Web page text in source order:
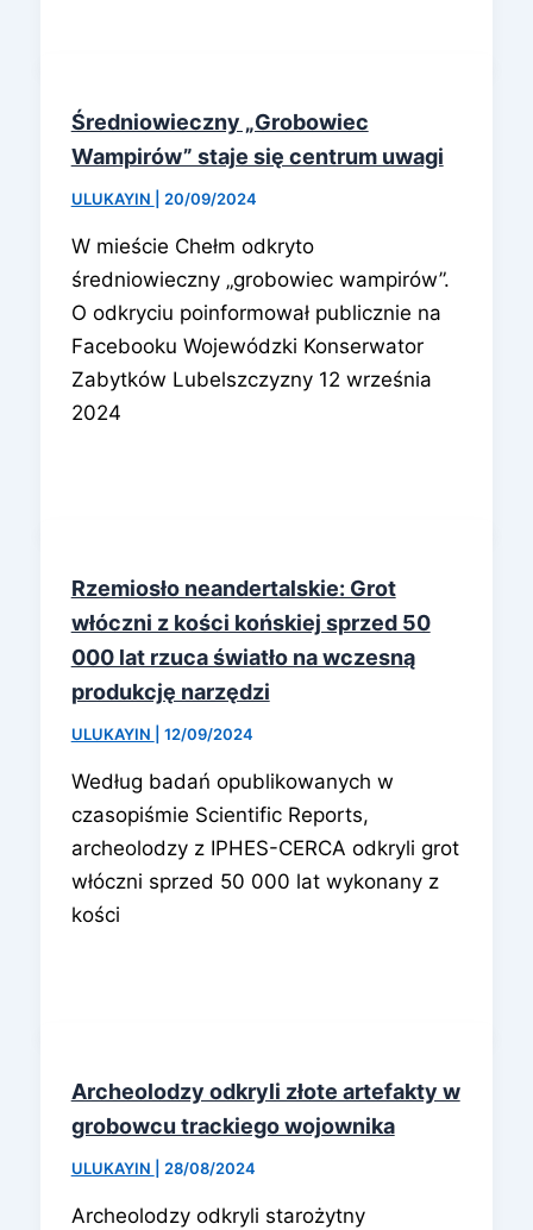
Średniowieczny „Grobowiec
Wampirów” staje się centrum uwagi
ULUKAYIN 20/09/2024
W mieście Chełm odkryto
średniowieczny „grobowiec wampirów”.
O odkryciu poinformował publicznie na
Facebooku Wojewódzki Konserwator
Zabytków Lubelszczyzny 12 września
2024
Rzemiosło neandertalskie: Grot
włóczni z kości końskiej sprzed 50
000 lat rzuca światło na wczesną
produkcję narzędzi
ULUKAYIN 12/09/2024
Według badań opublikowanych w
czasopiśmie Scientific Reports,
archeolodzy z IPHES-CERCA odkryli grot
włóczni sprzed 50 000 lat wykonany z
kości
Archeolodzy odkryli złote artefakty w
grobowcu trackiego wojownika
ULUKAYIN 28/08/2024
Archeolodzy odkryli starożytny